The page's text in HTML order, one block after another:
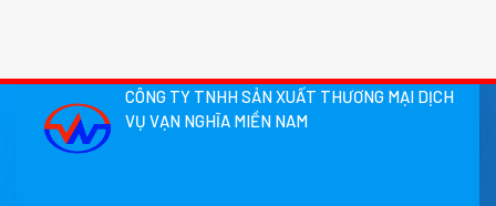
CÔNG TY TNHH SẢN XUẤT THƯƠNG MẠI DỊCH
VỤ VẠN NGHĨA MIỀN NAM